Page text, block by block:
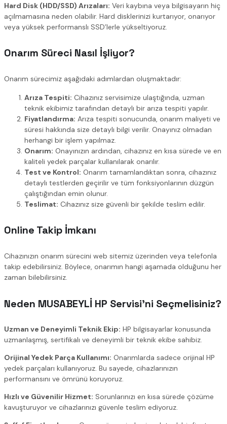
Hard Disk (HDD/SSD) Arızaları: Veri kaybına veya bilgisayarın hiç
açılmamasına neden olabilir. Hard disklerinizi kurtarıyor, onarıyor
veya yüksek performanslı SSD’lerle yükseltiyoruz.
Onarım Süreci Nasıl İşliyor?
Onarım sürecimiz aşağıdaki adımlardan oluşmaktadır:
Arıza Tespiti: Cihazınız servisimize ulaştığında, uzman
teknik ekibimiz tarafından detaylı bir arıza tespiti yapılır.
Fiyatlandırma: Arıza tespiti sonucunda, onarım maliyeti ve
süresi hakkında size detaylı bilgi verilir. Onayınız olmadan
herhangi bir işlem yapılmaz.
Onarım: Onayınızın ardından, cihazınız en kısa sürede ve en
kaliteli yedek parçalar kullanılarak onarılır.
Test ve Kontrol: Onarım tamamlandıktan sonra, cihazınız
detaylı testlerden geçirilir ve tüm fonksiyonlarının düzgün
çalıştığından emin olunur.
Teslimat: Cihazınız size güvenli bir şekilde teslim edilir.
Online Takip İmkanı
Cihazınızın onarım sürecini web sitemiz üzerinden veya telefonla
takip edebilirsiniz. Böylece, onarımın hangi aşamada olduğunu her
zaman bilebilirsiniz.
Neden MUSABEYLİ HP Servisi’ni Seçmelisiniz?
Uzman ve Deneyimli Teknik Ekip: HP bilgisayarlar konusunda
uzmanlaşmış, sertifikalı ve deneyimli bir teknik ekibe sahibiz.
Orijinal Yedek Parça Kullanımı: Onarımlarda sadece orijinal HP
yedek parçaları kullanıyoruz. Bu sayede, cihazlarınızın
performansını ve ömrünü koruyoruz.
Hızlı ve Güvenilir Hizmet: Sorunlarınızı en kısa sürede çözüme
kavuşturuyor ve cihazlarınızı güvenle teslim ediyoruz.